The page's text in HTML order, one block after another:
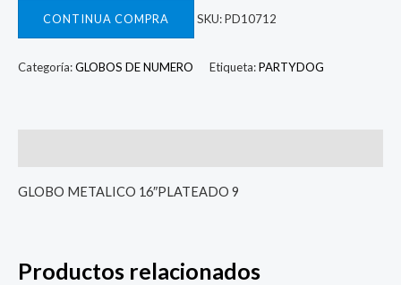
CONTINUA COMPRA SKU:PD10712
Categoría:GLOBOS DE NUMERO Etiqueta:PARTYDOG
GLOBO METALICO 16″PLATEADO 9
Productos relacionados